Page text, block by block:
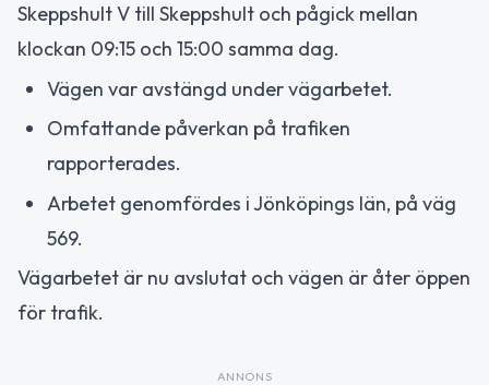
Skeppshult V till Skeppshult och pågick mellan
klockan 09:15 och 15:00 samma dag.
Vägen var avstängd under vägarbetet.
Omfattande påverkan på trafiken
rapporterades.
Arbetet genomfördes i Jönköpings län, på väg
569.
Vägarbetet är nu avslutat och vägen är åter öppen
för trafik.
ANNONS